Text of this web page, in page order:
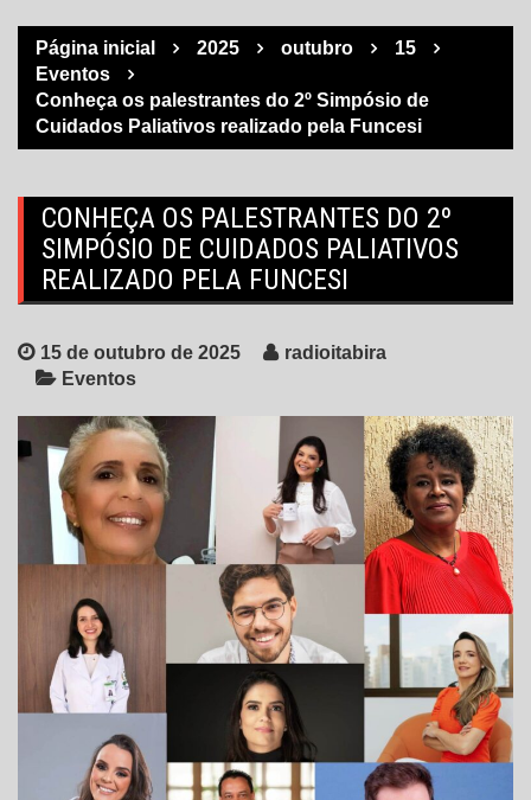
Página inicial 2025 outubro
15
Eventos
Conheça os palestrantes do 2º Simpósio de
Cuidados Paliativos realizado pela Funcesi
CONHEÇA OS PALESTRANTES DO 2º
SIMPÓSIO DE CUIDADOS PALIATIVOS
REALIZADO PELA FUNCESI
15 de outubro de 2025
radioitabira
Eventos